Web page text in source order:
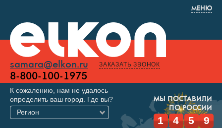
МЕНЮ
samara@elkon.ru
8-800-100-1975
ЗАКАЗАТЬ ЗВОНОК
МЫ ПОСТАВИЛИ
ПО РОССИИ
1 4 5 9
К сожалению, нам не удалось
определить ваш город. Где вы?
Регион